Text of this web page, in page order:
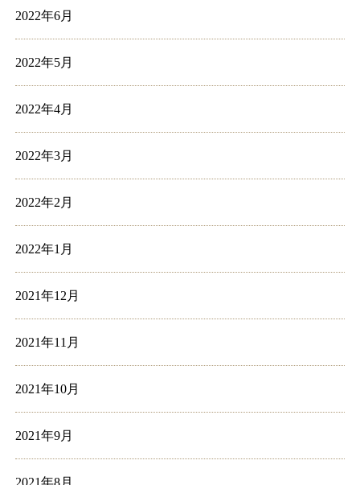
2022年6月
2022年5月
2022年4月
2022年3月
2022年2月
2022年1月
2021年12月
2021年11月
2021年10月
2021年9月
2021年8月